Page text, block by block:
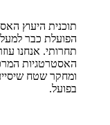
תוכנית היעוץ
תחרותי. אנחנו
האסטרטגיות
ומחקר שטח
בפועל.